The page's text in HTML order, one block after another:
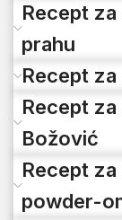
Recept
prahu
Recept
Recept
Božović
Recept
powder-